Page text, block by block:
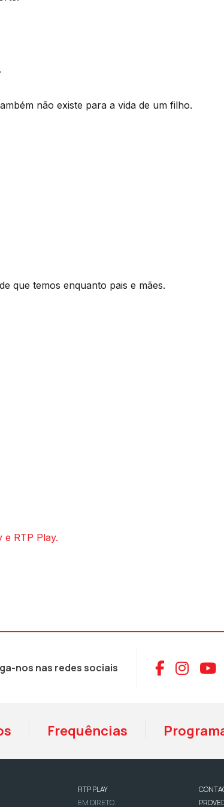
não existe para a vida de um filho.
que temos enquanto pais e mães.
e RTP Play.
nos nas redes sociais
Frequências
RTP PLAY
EM DIRETO